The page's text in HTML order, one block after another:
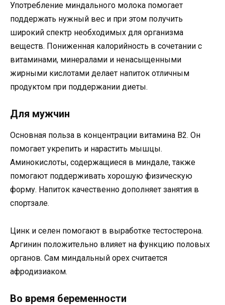
Употребление миндального молока помогает
поддержать нужный вес и при этом получить
широкий спектр необходимых для организма
веществ. Пониженная калорийность в сочетании с
витаминами, минералами и ненасыщенными
жирными кислотами делает напиток отличным
продуктом при поддержании диеты.
Для мужчин
Основная польза в концентрации витамина В2. Он
помогает укрепить и нарастить мышцы.
Аминокислоты, содержащиеся в миндале, также
помогают поддерживать хорошую физическую
форму. Напиток качественно дополняет занятия в
спортзале.
Цинк и селен помогают в выработке тестостерона.
Аргинин положительно влияет на функцию половых
органов. Сам миндальный орех считается
афродизиаком.
Во время беременности